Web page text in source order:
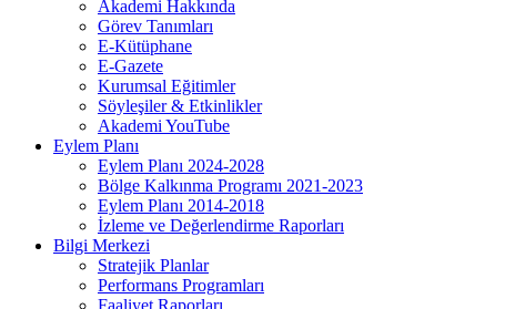
Akademi Hakkında
Görev Tanımları
E-Kütüphane
E-Gazete
Kurumsal Eğitimler
Söyleşiler & Etkinlikler
Akademi YouTube
Eylem Planı
Eylem Planı 2024-2028
Bölge Kalkınma Programı 2021-2023
Eylem Planı 2014-2018
İzleme ve Değerlendirme Raporları
Bilgi Merkezi
Stratejik Planlar
Performans Programları
Faaliyet Raporları